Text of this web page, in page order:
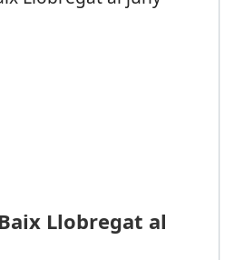
Llobregat al